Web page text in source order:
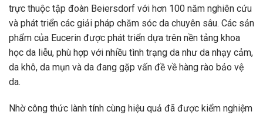
trực thuộc tập đoàn Beiersdorf với hơn 100 năm nghiên cứu
và phát triển các giải pháp chăm sóc da chuyên sâu. Các sản
phẩm của Eucerin được phát triển dựa trên nền tảng khoa
học da liễu, phù hợp với nhiều tình trạng da như da nhạy cảm,
da khô, da mụn và da đang gặp vấn đề về hàng rào bảo vệ
da.
Nhờ công thức lành tính cùng hiệu quả đã được kiểm nghiệm